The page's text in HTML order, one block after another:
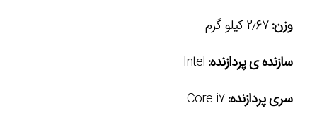
وزن:۲٫۶۷ کیلو گرم
سازنده ی پردازنده:
سری پردازنده:Core i7